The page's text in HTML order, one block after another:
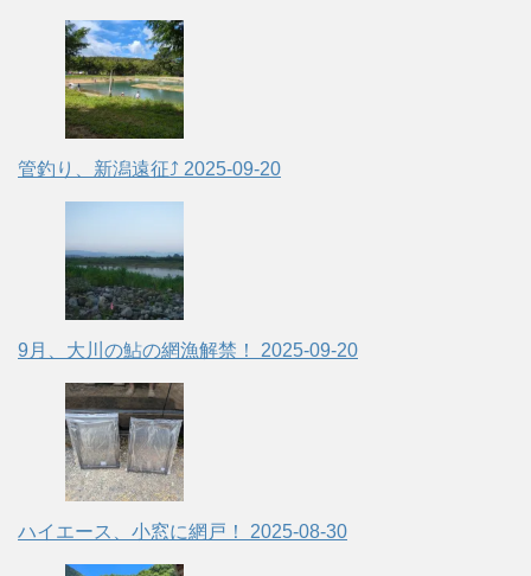
管釣り、新潟遠征⤴ 2025-09-20
9月、大川の鮎の網漁解禁！ 2025-09-20
ハイエース、小窓に網戸！ 2025-08-30